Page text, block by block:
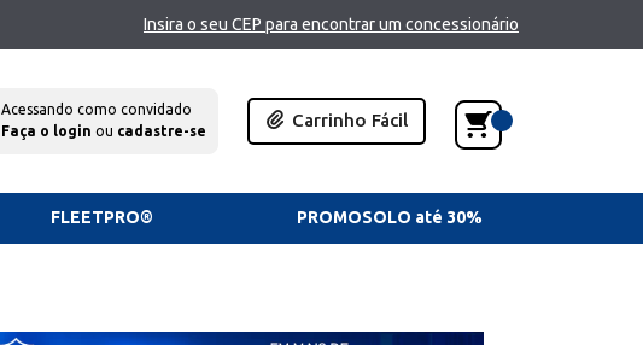
Insira o seu CEP para encontrar um concessionário
Acessando como convidado
Faça o login ou cadastre-se
Carrinho Fácil
FLEETPRO® PROMOSOLO até 30%